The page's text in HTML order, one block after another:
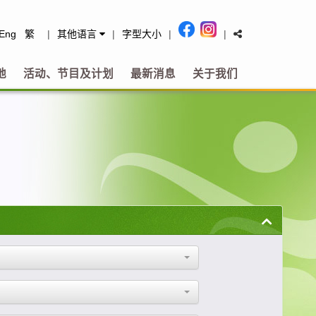
繁 | 其他语言 | 字型大小 | |
活动、节目及计划 最新消息 关于我们